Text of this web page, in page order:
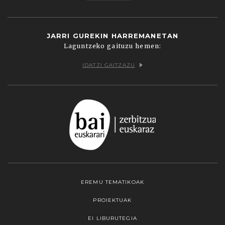
JARRI GUREKIN HARREMANETAN
Laguntzeko gaituzu hemen:
IDATZI GAITZAZU
EREMU TEMATIKOAK
PROIEKTUAK
EI LIBURUTEGIA